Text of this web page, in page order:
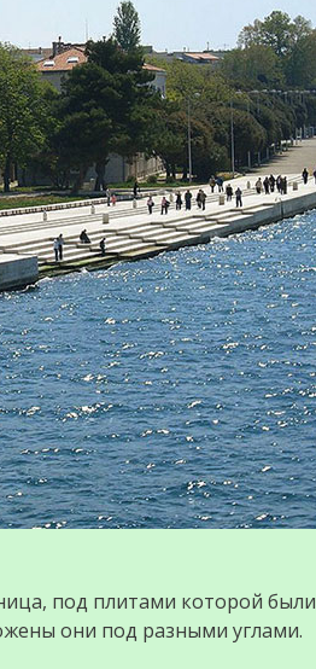
под плитами которой были
они под разными углами.